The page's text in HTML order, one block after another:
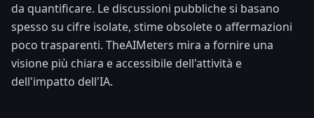
da quantificare. Le discussioni pubbliche si basano
spesso su cifre isolate, stime obsolete o affermazioni
poco trasparenti. TheAIMeters mira a fornire una
visione più chiara e accessibile dell'attività e
dell'impatto dell'IA.